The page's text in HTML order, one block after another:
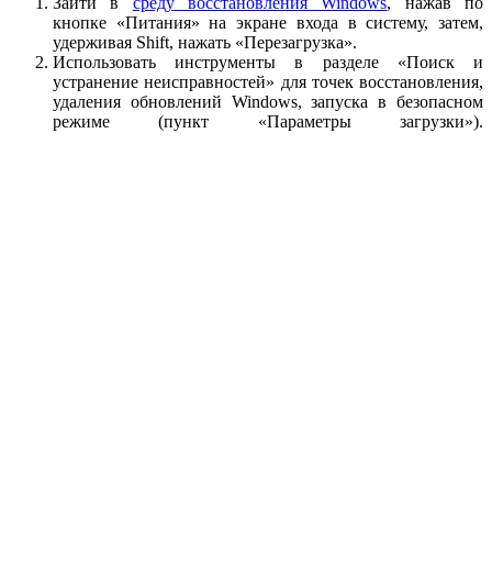
кнопке «Питания» на экране входа в систему, затем,
удерживая Shift, нажать «Перезагрузка».
Использовать инструменты в разделе «Поиск и
устранение неисправностей» для точек восстановления,
удаления обновлений Windows, запуска в безопасном
режиме (пункт «Параметры загрузки»).